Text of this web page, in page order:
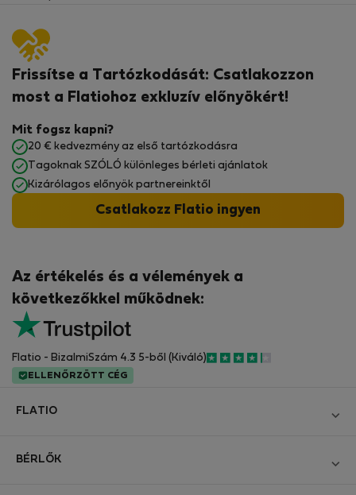
Az értékelés és a vélemények a
következőkkel működnek:
Flatio - BizalmiSzám 4.3 5-ből (Kiváló)
ELLENŐRZÖTT CÉG
Frissítse a Tartózkodását: Csatlakozzon
most a Flatiohoz exkluzív előnyökért!
Mit fogsz kapni?
20 € kedvezmény az első tartózkodásra
Tagoknak SZÓLÓ különleges bérleti ajánlatok
Kizárólagos előnyök partnereinktől
Csatlakozz Flatio ingyen
FLATIO
BÉRLŐK